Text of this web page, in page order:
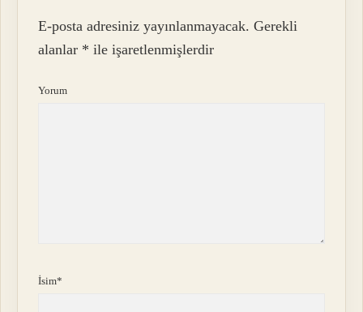
E-posta adresiniz yayınlanmayacak. Gerekli
alanlar * ile işaretlenmişlerdir
Yorum
İsim*